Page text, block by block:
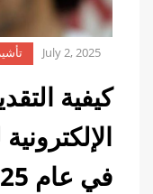
July 2, 2025
كيفية
في عام 2025